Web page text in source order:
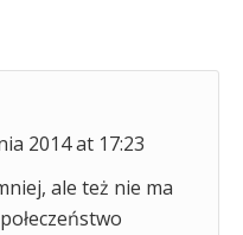
2014 at 17:23
ale też nie ma